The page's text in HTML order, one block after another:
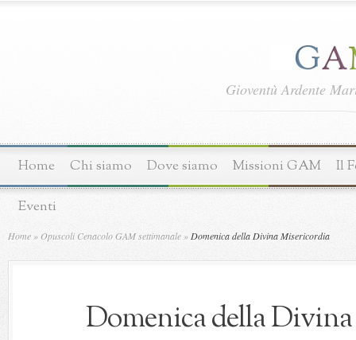
Gioventù Ardente
Home Chi siamo Dove siamo Missioni GAM Il
Eventi
Home » Opuscoli Cenacolo GAM settimanale » Domenica della Divina Misericordia
Domenica della